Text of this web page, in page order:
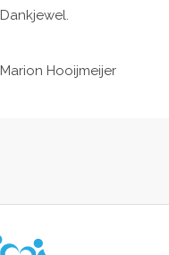
Dankjewel.
Marion Hooijmeijer